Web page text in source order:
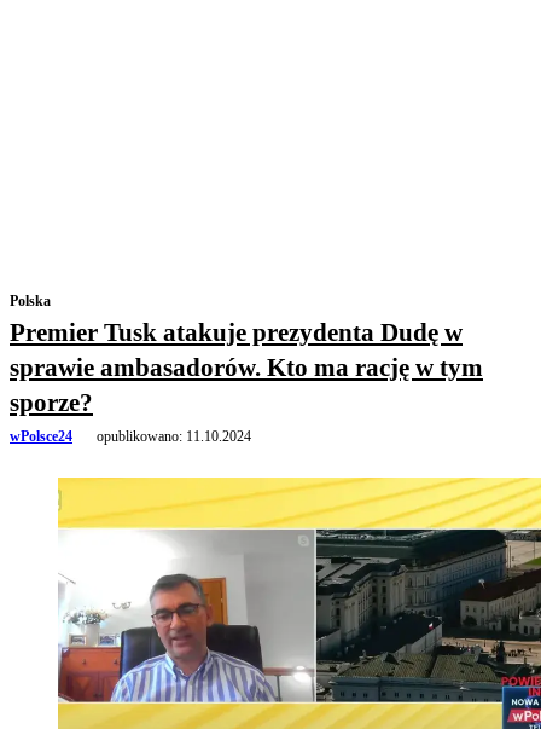
Polska
Premier Tusk atakuje prezydenta Dudę w
sprawie ambasadorów. Kto ma rację w tym
sporze?
wPolsce24 opublikowano: 11.10.2024